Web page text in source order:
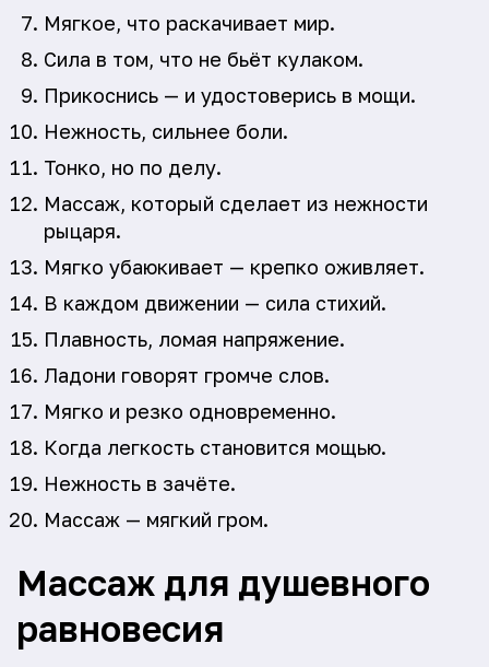
Мягкое, что раскачивает мир.
Сила в том, что не бьёт кулаком.
Прикоснись — и удостоверись в мощи.
Нежность, сильнее боли.
Тонко, но по делу.
Массаж, который сделает из нежности
рыцаря.
Мягко убаюкивает — крепко оживляет.
В каждом движении — сила стихий.
Плавность, ломая напряжение.
Ладони говорят громче слов.
Мягко и резко одновременно.
Когда легкость становится мощью.
Нежность в зачёте.
Массаж — мягкий гром.
Массаж для душевного
равновесия